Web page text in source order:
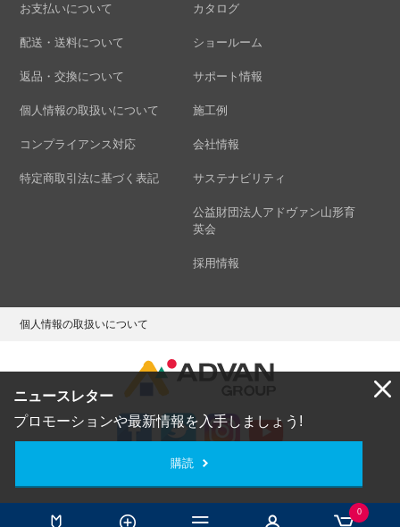
0
ニュースレター
プロモーションや最新情報を入手しましょう!
購読
お支払いについて
配送・送料について
返品・交換について
個人情報の取扱いについて
コンプライアンス対応
特定商取引法に基づく表記
カタログ
ショールーム
サポート情報
施工例
会社情報
サステナビリティ
公益財団法人アドヴァン山形育
英会
採用情報
個人情報の取扱いについて